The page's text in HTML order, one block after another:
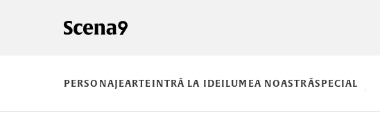
PERSONAJEARTEINTRĂ LA IDEILUMEA NOASTRĂSPECIAL